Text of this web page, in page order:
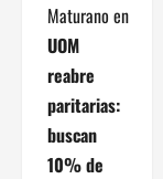
Maturano en
UOM
reabre
paritarias:
buscan
10% de